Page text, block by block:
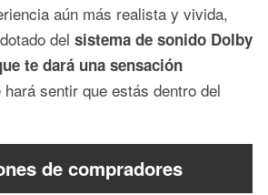
aún más realista y vivida,
del sistema de sonido Dolby
te dará una sensación
hará sentir que estás dentro del
de compradores